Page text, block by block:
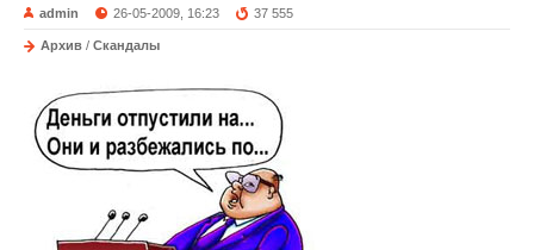
admin 26-05-2009, 16:23 37 555
Архив / Скандалы